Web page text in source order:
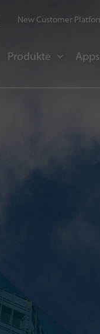
New Customer
Produkte